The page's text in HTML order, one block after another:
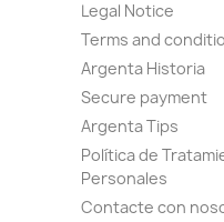
Legal Notice
Terms and
Argenta Historia
Secure payment
Argenta Tips
Política de
Personales
Contacte con